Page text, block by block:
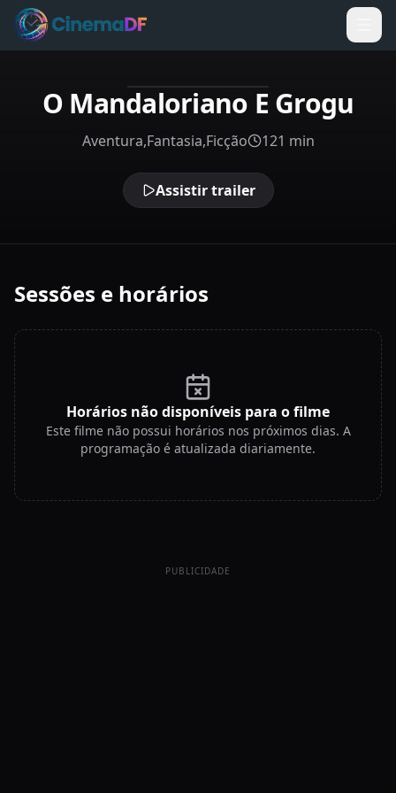
O Mandaloriano E Grogu
Aventura,Fantasia,Ficção 121 min
Assistir trailer
Sessões e horários
Horários não disponíveis para o filme
Este filme não possui horários nos próximos dias. A
programação é atualizada diariamente.
PUBLICIDADE